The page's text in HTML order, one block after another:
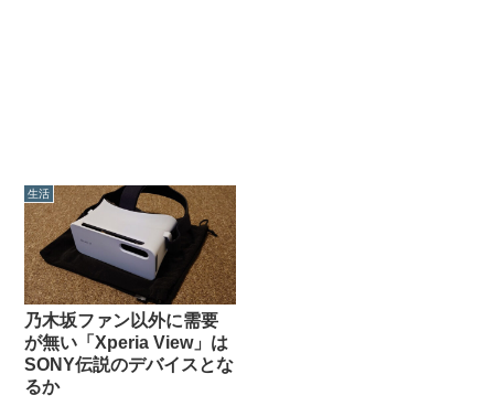
生活
乃木坂ファン以外に需要
が無い「Xperia View」は
SONY伝説のデバイスとな
るか